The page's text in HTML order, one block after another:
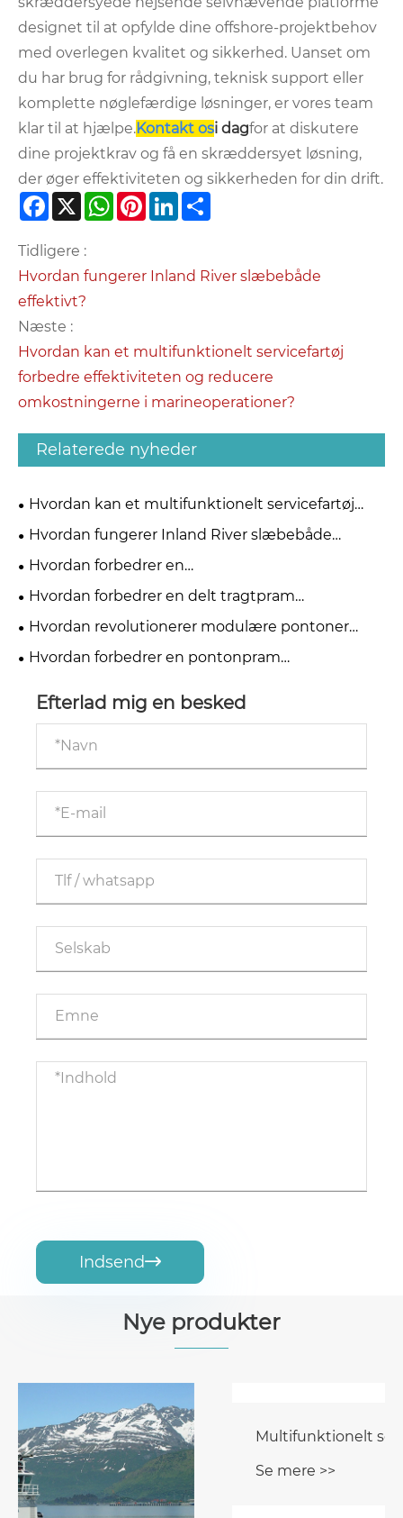
designet til at opfylde dine offshore-projektbehov
med overlegen kvalitet og sikkerhed. Uanset om
du har brug for rådgivning, teknisk support eller
komplette nøglefærdige løsninger, er vores team
klar til at hjælpe.Kontakt osi dagfor at diskutere
dine projektkrav og få en skræddersyet løsning,
der øger effektiviteten og sikkerheden for din drift.
Facebook
X WhatsApp
Pinterest
LinkedIn
Tidligere :
Hvordan fungerer Inland River slæbebåde
effektivt?
Næste :
Hvordan kan et multifunktionelt servicefartøj
forbedre effektiviteten og reducere
omkostningerne i marineoperationer?
Relaterede nyheder
Hvordan kan et multifunktionelt servicefartøj
forbedre effektiviteten og reducere
omkostningerne i marineoperationer?
Hvordan fungerer Inland River slæbebåde
effektivt?
Hvordan forbedrer en
vandrensningspumpestation effektiviteten af ​​rent
Hvordan forbedrer en delt tragtpram
uddybningseffektiviteten og
Hvordan revolutionerer modulære pontoner
marineoperationer?
Hvordan forbedrer en pontonpram
Efterlad mig en besked
Indsend
Nye produkter